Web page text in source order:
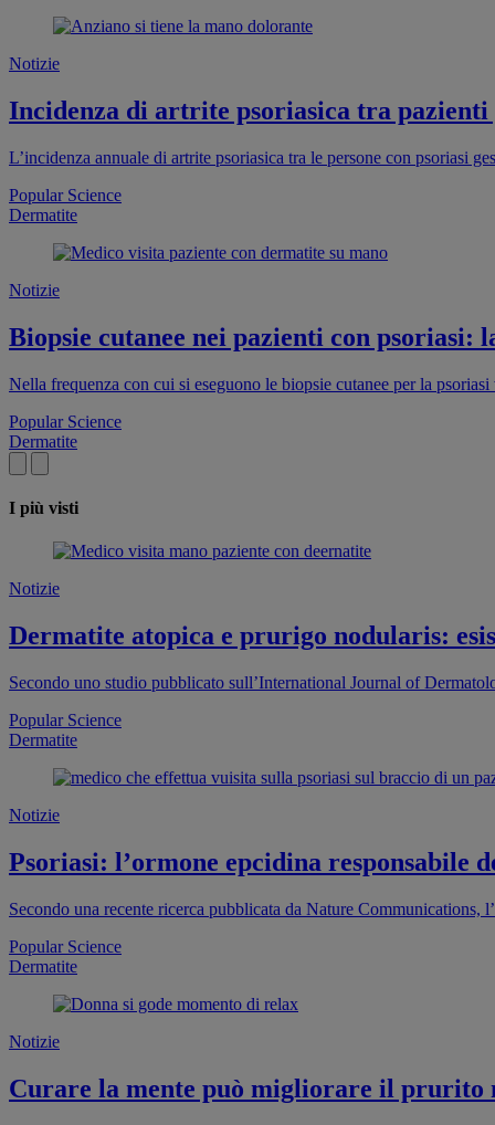
Notizie
Incidenza di artrite psoriasica tra
L’incidenza annuale di artrite psoriasica tra le persone con psoriasi
Popular Science
Dermatite
Notizie
Biopsie cutanee nei pazienti con psoriasi:
Nella frequenza con cui si eseguono le biopsie cutanee per la
Popular Science
Dermatite
I più visti
Notizie
Dermatite atopica e prurigo nodularis:
Secondo uno studio pubblicato sull’International Journal of
Popular Science
Dermatite
Notizie
Psoriasi: l’ormone epcidina responsabile
Secondo una recente ricerca pubblicata da Nature
Popular Science
Dermatite
Notizie
Curare la mente può migliorare il prurito